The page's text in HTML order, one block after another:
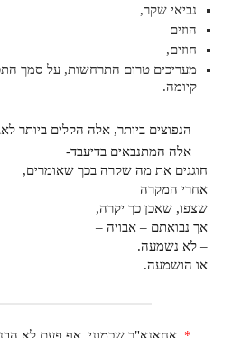
נביאי שקר,
הוזים
חוזים,
מעריכים טרום התרחשות, על סמך
קיומה.
הנפוצים ביותר, אלה הקלים ביותר
אלה המתנבאים בדיעבד-
חוגגים את מה שקרה בכך שאומרים,
אחרי המקרה
שצפו, שאכן כך יקרה,
אך נבואתם – אבויה –
– לא נשמעה.
או הושמעה.